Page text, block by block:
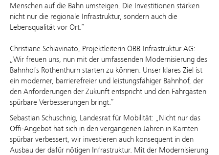
Menschen auf die Bahn umsteigen. Die Investitionen stärken
nicht nur die regionale Infrastruktur, sondern auch die
Lebensqualität vor Ort.“
Christiane Schiavinato, Projektleiterin ÖBB‑Infrastruktur AG:
„Wir freuen uns, nun mit der umfassenden Modernisierung des
Bahnhofs Rothenthurn starten zu können. Unser klares Ziel ist
ein moderner, barrierefreier und leistungsfähiger Bahnhof, der
den Anforderungen der Zukunft entspricht und den Fahrgästen
spürbare Verbesserungen bringt.“
Sebastian Schuschnig, Landesrat für Mobilität: „Nicht nur das
Öffi-Angebot hat sich in den vergangenen Jahren in Kärnten
spürbar verbessert, wir investieren auch konsequent in den
Ausbau der dafür nötigen Infrastruktur. Mit der Modernisierung